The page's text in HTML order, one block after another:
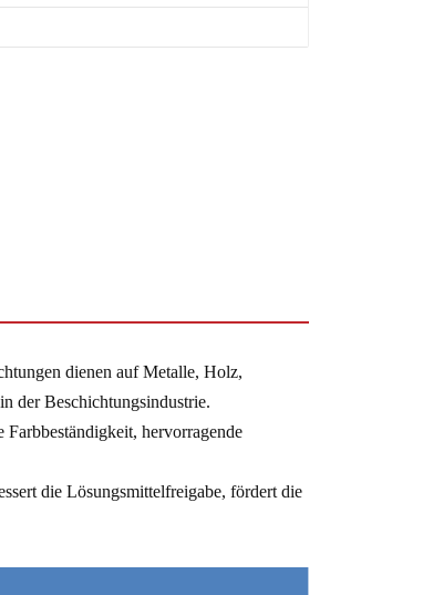
dienen aufMetalle, Holz,
der Beschichtungsindustrie.
hervorragende
die Lösungsmittelfreigabe, fördert die